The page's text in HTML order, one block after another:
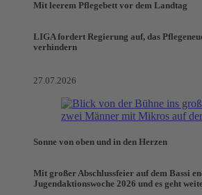
Mit leerem Pflegebett vor dem Landtag
LIGA fordert Regierung auf, das
verhindern
27.07.2026
Sonne von oben und in den Herzen
Mit großer Abschlussfeier auf dem Bassi
Jugendaktionswoche 2026 und es geht